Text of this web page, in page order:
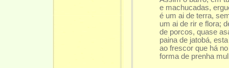
e machucadas,
é um ai de terra,
um ai de rir e flora;
de porcos, quase
paina de jatobá,
ao frescor que há
forma de prenha